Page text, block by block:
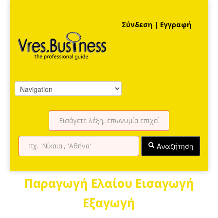
Σύνδεση | Εγγραφή
Αναζήτηση
Παραγωγή Ελαίου Εισαγωγή
Εξαγωγή